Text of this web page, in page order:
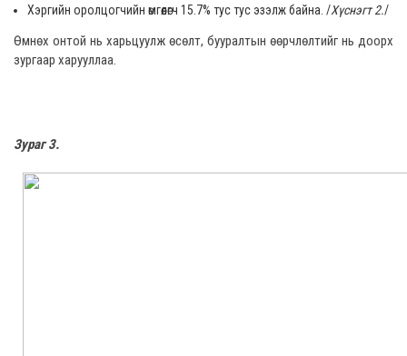
Хэргийн оролцогчийн өмгөөлөгч 15.7% тус тус эзэлж байна. /Хүснэгт 2./
Өмнөх онтой нь харьцуулж өсөлт, бууралтын өөрчлөлтийг нь доорх
зургаар харууллаа.
Зураг 3.